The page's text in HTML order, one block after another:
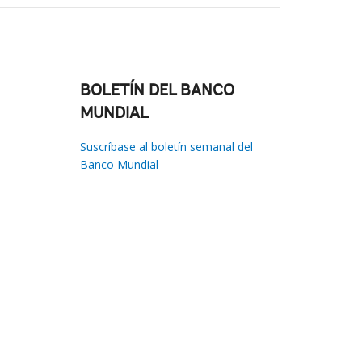
BOLETÍN DEL BANCO
MUNDIAL
Suscríbase al boletín semanal del
Banco Mundial